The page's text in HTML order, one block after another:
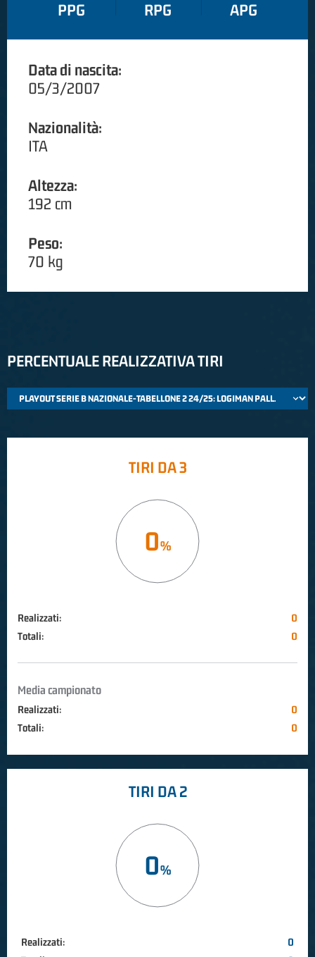
PPG RPG APG
Data di nascita:
05/3/2007
Nazionalità:
ITA
Altezza:
192 cm
Peso:
70 kg
PERCENTUALE REALIZZATIVA TIRI
TIRI DA 3
0
Realizzati:
0
Totali:
0
Media campionato
Realizzati:
0
Totali:
0
TIRI DA 2
0
Realizzati:
0